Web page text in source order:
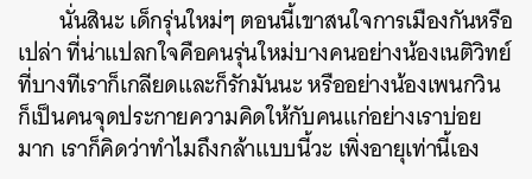
นั่นสินะ เด็กรุ่นใหม่ๆ ตอนนี้เขาสนใจการเมืองกันหรือ
เปล่า ที่น่าแปลกใจคือคนรุ่นใหม่บางคนอย่างน้องเนติวิทย์
ที่บางทีเราก็เกลียดและก็รักมันนะ หรืออย่างน้องเพนกวิน
ก็เป็นคนจุดประกายความคิดให้กับคนแก่อย่างเราบ่อย
มาก เราก็คิดว่าทำไมถึงกล้าแบบนี้วะ เพิ่งอายุเท่านี้เอง